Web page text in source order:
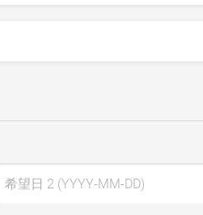
希望日 2 (YYYY-MM-DD)